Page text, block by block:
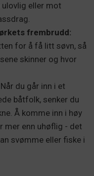
ulovlig eller mot
frembrudd:
for å få litt søvn, så
skinner og hvor
Når du går inn i et
båtfolk, senker du
Å komme inn i høy
mer enn uhøflig - det
svømme eller fiske i